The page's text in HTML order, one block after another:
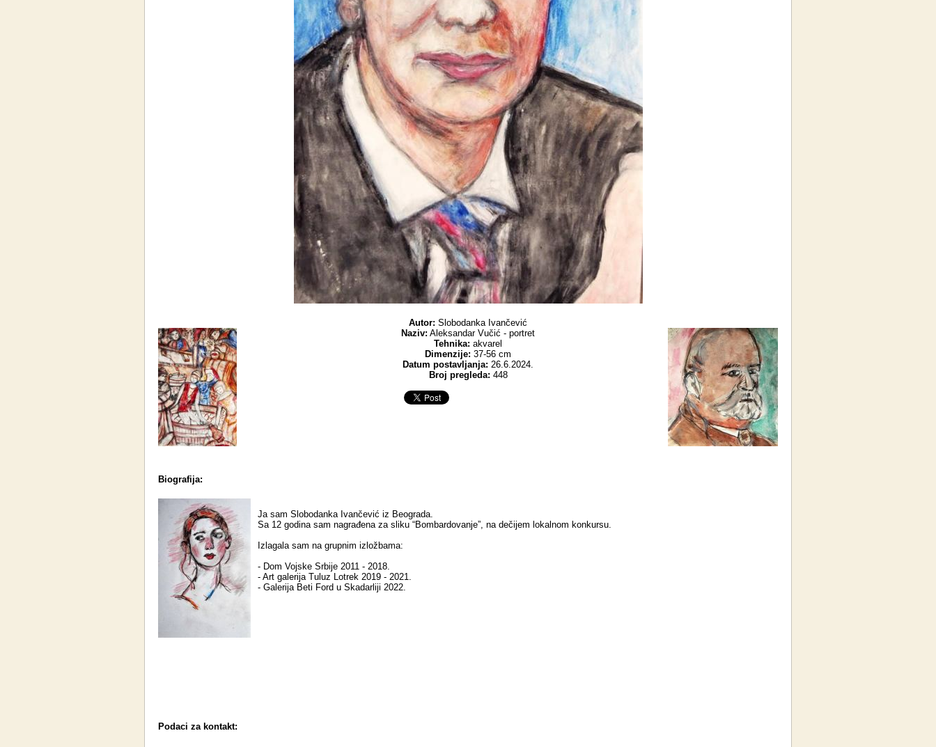
Autor: Slobodanka Ivančević
Naziv: Aleksandar Vučić - portret
Tehnika: akvarel
Dimenzije: 37-56 cm
Datum postavljanja: 26.6.2024.
Broj pregleda: 448
Biografija:
Ja sam Slobodanka Ivančević iz Beograda.
Sa 12 godina sam nagrađena za sliku “Bombardovanje”, na dečijem lokalnom konkursu.
Izlagala sam na grupnim izložbama:
- Dom Vojske Srbije 2011 - 2018.
- Art galerija Tuluz Lotrek 2019 - 2021.
- Galerija Beti Ford u Skadarliji 2022.
Podaci za kontakt: